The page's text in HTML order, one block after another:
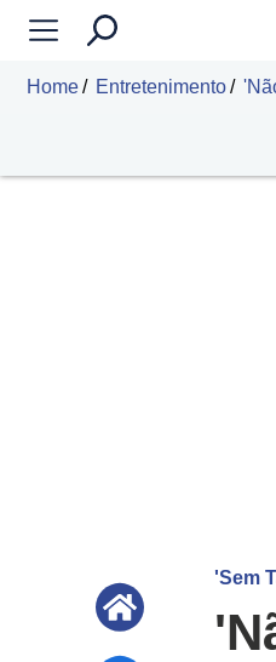
Home Entretenimento
'Sem